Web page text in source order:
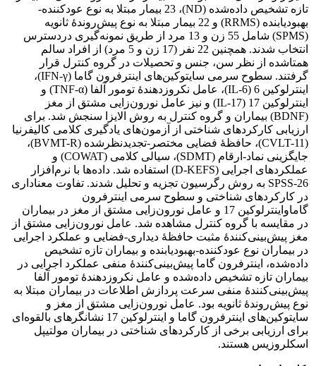
تازه تشخیص داده‌شده (ND)، 23 بیمار مبتلا به نوع عودکننده-
بهبودیابنده (RRMS) و 22 بیمار مبتلا به نوع پیش‌روندۀ ثانویه
(SPMS) شامل 55 زن و 13 مرد از طریق نمونه‌گیری دردسترس
انتخاب شدند. همچنین 22 نفر (17 زن و 5 مرد) از افراد سالم
همتاشده از نظر سن، جنس و تحصیلات در گروه کنترل قرار
گرفتند. سطوح سرمی سایتوکین‌های اینترفرون گاما (IFN-γ)،
اینترلوکین 6 (IL-6)، عامل نکروزدهندۀ تومور آلفا (TNF-α) و
اینترلوکین 17 (IL-17) و نیز عامل نورون‌زایی مشتق از مغز
(BDNF) بیماران و گروه کنترل به روش الایزا سنجش شد. برای
ارزیابی کارکردهای شناختی از آزمون‌های یادگیری کلامی کالیفرنیا
(CVLT-11)، حافظۀ فضایی مختصر-تجدیدنظرشده (BVMT-R)،
جایگزینی نماد-ارقام (SDMT)، سیالی کلامی (COWAT) و
عملکردهای اجرایی (D-KEFS) استفاده شد. داده‌ها با نرم‌افزار
SPSS-26 به روش رگرسیون تجزیه و تحلیل شدند. تفاوت معناداری
در کارکردهای شناختی و سطوح سرمی اینترفرون
گاماواینترلوکین 17 و عامل نورون‌زایی مشتق از مغز در بیماران
در مقایسه با گروه کنترل مشاهده شد. عامل نورون‌زایی مشتق از
مغز پیش‌بینی‌کنندۀ مثبت حافظۀ دیداری-فضایی و عملکرد اجرایی
در بیماران نوع عودکننده-بهبودیابنده و بیماران تازه تشخیص
داده‌شده، اینترفرون گاما پیش‌بینی‌کنندۀ منفی عملکرد اجرایی در
بیماران تازه تشخیص داده‌شده و عامل نکروزدهندۀ تومور آلفا
پیش‌بینی‌کنندۀ منفی سرعت پردازش اطلاعات در بیماران مبتلا به
نوع پیش‌روندۀ ثانویه بود. عامل نورون‌زایی مشتق از مغز و
سایتوکین‌های اینترفرون گاما و اینترلوکین 17 نشانگرهای بالقوه‌ای
برای ارزیابی برخی از کارکردهای شناختی در بیماران مولتیپل
اسکلروزیس هستند.